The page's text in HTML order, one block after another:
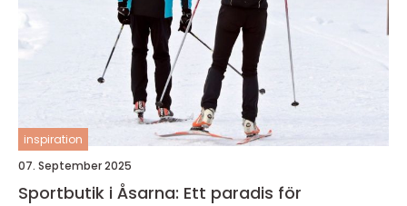
inspiration
07. September 2025
Sportbutik i Åsarna: Ett paradis för